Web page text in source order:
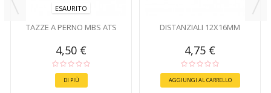
ESAURITO
TAZZE A PERNO MBS ATS
4,50 €
DI PIÙ
DISTANZIALI 12X16MM
4,75 €
AGGIUNGI AL CARRELLO